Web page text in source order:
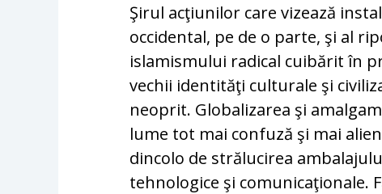
Şirul acţiunilor care vizează
occidental, pe de o parte, şi al
islamismului radical cuibărit în
vechii identităţi culturale şi
neoprit. Globalizarea şi
lume tot mai confuză şi mai
dincolo de strălucirea
tehnologice şi comunicaţionale.